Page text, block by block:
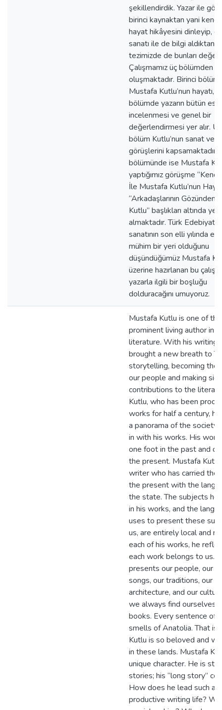
şekillendirdik. Yazar ile
birinci kaynaktan yani
hayat hikâyesini dinleyip,
sanatı ile de bilgi aldıktan
tezimizde de bunları
Çalışmamız üç bölümden
oluşmaktadır. Birinci
Mustafa Kutlu’nun hayatı,
bölümde yazarın bütün
incelenmesi ve genel bir
değerlendirmesi yer alır.
bölüm Kutlu’nun sanat ve
görüşlerini kapsamaktadır.
bölümünde ise Mustafa
yaptığımız görüşme “Kendi
İle Mustafa Kutlu’nun
“Arkadaşlarının Gözünden
Kutlu” başlıkları altında yer
almaktadır. Türk Edebiyatı
sanatının son elli yılında
mühim bir yeri olduğunu
düşündüğümüz Mustafa
üzerine hazırlanan bu
yazarla ilgili bir boşluğu
dolduracağını umuyoruz.
Mustafa Kutlu is one of
prominent living author in
literature. With his
brought a new breath to
storytelling, becoming the
our people and making
contributions to the
Kutlu, who has been
works for half a century,
a panorama of the society
in with his works. His
one foot in the past and
the present. Mustafa Kutlu
writer who has carried the
the present with the
the state. The subjects he
in his works, and the
uses to present these
us, are entirely local and
each of his works, he
each work belongs to us.
presents our people, our
songs, our traditions, our
architecture, and our
we always find ourselves
books. Every sentence of
smells of Anatolia. That is
Kutlu is so beloved and
in these lands. Mustafa
unique character. He is
stories; his “long story”
How does he lead such a
productive writing life?